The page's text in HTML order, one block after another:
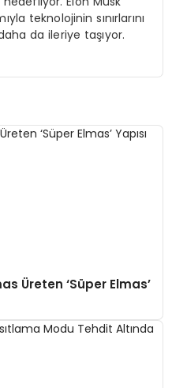
teknolojinin sınırlarını
da ileriye taşıyor.
Üreten ‘Süper Elmas’